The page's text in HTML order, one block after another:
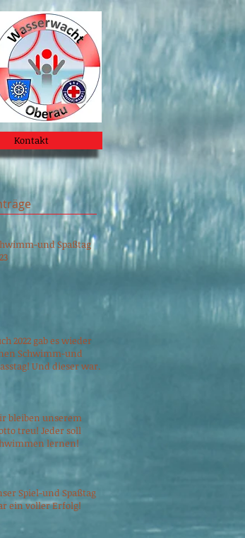
Kontakt
und Spaßtag
2022 gab es wieder
Schwimm-und
Und dieser war
bleiben unserem
treu! Jeder soll
lernen!
Spiel-und Spaßtag
ein voller Erfolg!